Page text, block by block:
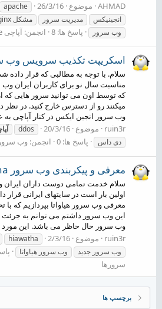
AHMAD موضوع 26/3/16
apache
انجینیکس
مدیریت سرور مشکل nginx
وب سرور
پاسخ ها: 8 انجمن: آپاچی Apache
اسکریپت تکذیب سرویس وب
سلام. با توجه به مطالبی که قرار
مناسبت سال نو برای کاربران ایران وب
که توسط اون می توانید سرور هایی که
میکنند رو از دسترس خارج کنید. در نظر
وب سرور انجین ایکس در کنار آپاچی
ruin3r
موضوع 20/3/16
ddos
دی داس
پاسخ ها: 0 انجمن: وب سرور
معرفی و پیکربندی وب سرور Hiawatha
سلام خدمت تمامی دوست داران ایران
اولین بار است در سایتهای ایرانی قرار
معرفی وب سرور هیاواتا بپردازیم که با
این وب سرور داشتم می توانم به
وب سرور حال حاظر می باشد. این مورد
ruin3r
موضوع 2/3/16
hiawatha
وب سرور جدید
وب سرور هیاواتا
سرورها
برچسپ ها